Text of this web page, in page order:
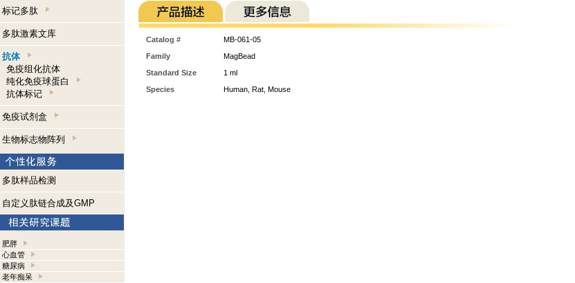
标记多肽
多肽激素文库
抗体
免疫组化抗体
纯化免疫球蛋白
抗体标记
免疫试剂盒
生物标志物阵列
多肽样品检测
自定义肽链合成及GMP
肥胖
心血管
糖尿病
老年痴呆
Catalog #
MB-061-05
Family
MagBead
Standard Size
1 ml
Species
Human, Rat, Mouse